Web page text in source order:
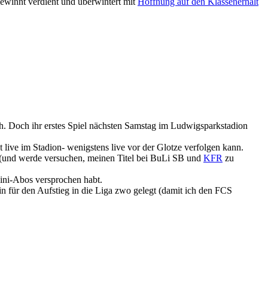
ihr erstes Spiel nächsten Samstag im Ludwigsparkstadion
im Stadion- wenigstens live vor der Glotze verfolgen kann.
werde versuchen, meinen Titel bei BuLi SB und KFR zu
Abos versprochen habt.
für den Aufstieg in die Liga zwo gelegt (damit ich den FCS